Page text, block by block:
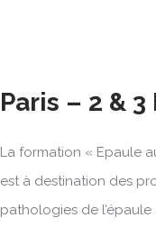
Paris – 2 &
La formation « Epaule
est à destination des
pathologies de